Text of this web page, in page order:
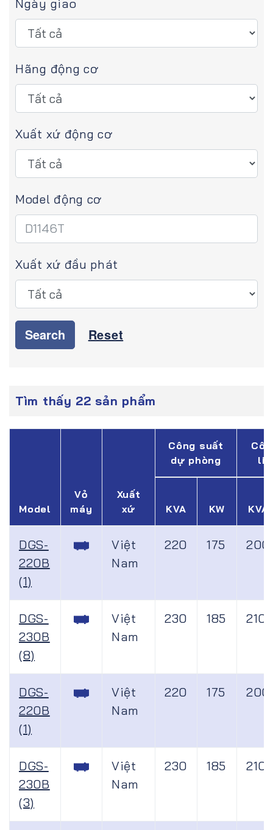
Ngày giao
Hãng động cơ
Xuất xứ động cơ
Model động cơ
Xuất xứ đầu phát
Search Reset
Tìm thấy 22 sản phẩm
Model
Vỏ
máy
Xuất
xứ
Công suất
dự phòng
KVA KW KVA
DGS-
220B
(1)
Việt
Nam
220 175 200
DGS-
230B
(8)
Việt
Nam
230 185 210
DGS-
220B
(1)
Việt
Nam
220 175 200
DGS-
230B
(3)
Việt
Nam
230 185 210